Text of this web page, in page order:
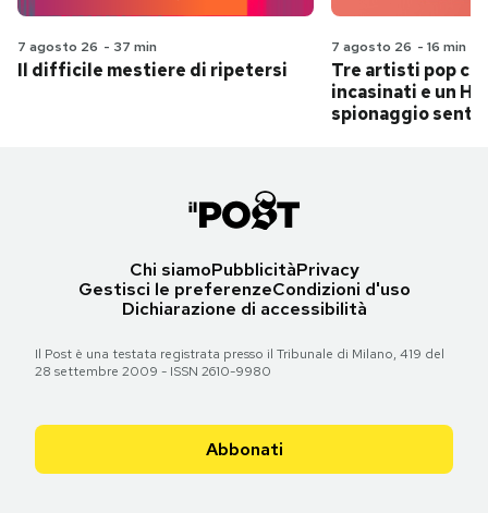
7 agosto 26 - 37 min
Il difficile mestiere di ripetersi
7 agosto 26 - 16 min
Tre artisti pop
incasinati e un
spionaggio
Chi siamoPubblicitàPrivacy
Gestisci le preferenzeCondizioni d'uso
Dichiarazione di accessibilità
Il Post è una testata registrata presso il Tribunale di Milano, 419 del
28 settembre 2009 - ISSN 2610-9980
Abbonati